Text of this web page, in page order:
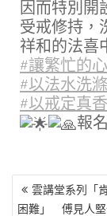
o
o
k
r
因而特別開
受戒修持，
祥和的法喜
#讓繁忙的
#以法水洗
#以戒定真
報
文
章
雲講堂系列「
困難」 傅見人堅